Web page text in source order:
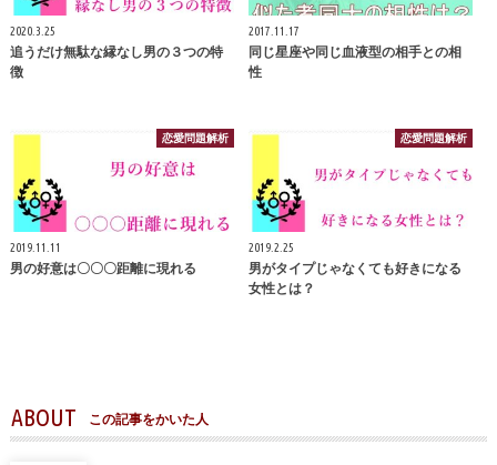
2020.3.25
追うだけ無駄な縁なし男の３つの特
徴
2017.11.17
同じ星座や同じ血液型の相手との相
性
恋愛問題解析
2019.11.11
男の好意は〇〇〇距離に現れる
恋愛問題解析
2019.2.25
男がタイプじゃなくても好きになる
女性とは？
ABOUT この記事をかいた人